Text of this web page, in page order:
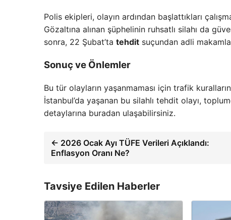
Polis ekipleri, olayın ardından başlattıkları
Gözaltına alınan şüphelinin ruhsatlı silahı da
sonra, 22 Şubat’ta tehdit suçundan adli
Sonuç ve Önlemler
Bu tür olayların yaşanmaması için trafik
İstanbul’da yaşanan bu silahlı tehdit olayı,
detaylarına buradan ulaşabilirsiniz.
← 2026 Ocak Ayı TÜFE Verileri Açıklandı:
Enflasyon Oranı Ne?
Tavsiye Edilen Haberler